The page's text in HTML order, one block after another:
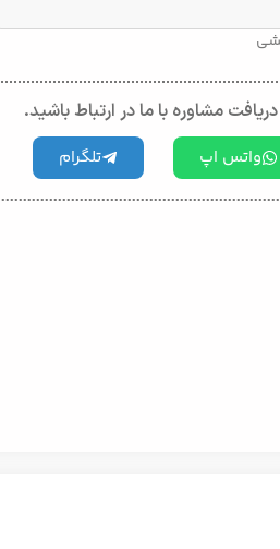
مشاوره با ما در ارتباط باشید.
واتس اپ تلگرام